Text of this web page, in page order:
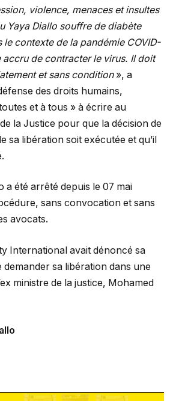
violence, menaces et insultes
Yaya Diallo souffre de diabète
le contexte de la pandémie COVID-
accru de contracter le virus. Il doit
et sans condition», a
des droits humains,
et à tous » à écrire au
la Justice pour que la décision de
sa libération soit exécutée et qu’il
a été arrêté depuis le 07 mai
sans convocation et sans
avocats.
International avait dénoncé sa
demander sa libération dans une
ministre de la justice, Mohamed